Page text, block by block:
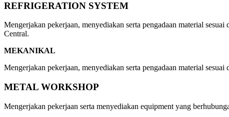
REFRIGERATION SYSTEM
Mengerjakan pekerjaan, menyediakan serta pengadaan material
Central.
MEKANIKAL
Mengerjakan pekerjaan, menyediakan serta pengadaan material
METAL WORKSHOP
Mengerjakan pekerjaan serta menyediakan equipment yang